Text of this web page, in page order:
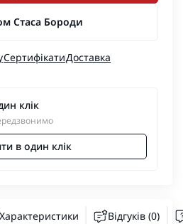
Стаса Бороди
СертифікатиДоставка
клік
в один клік
Відгуків (0)